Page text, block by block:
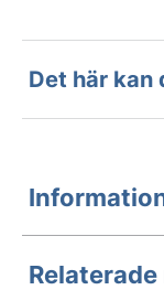
Det här kan